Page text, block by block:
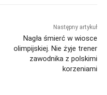
Następny artykuł
Nagła śmierć w wiosce
olimpijskiej. Nie żyje trener
zawodnika z polskimi
korzeniami